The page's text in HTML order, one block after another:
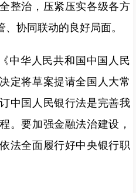
整治，压紧压实各级各方
协同联动的良好局面。
中华人民共和国中国人民
定将草案提请全国人大常
中国人民银行法是完善我
。要加强金融法治建设，
法全面履行好中央银行职